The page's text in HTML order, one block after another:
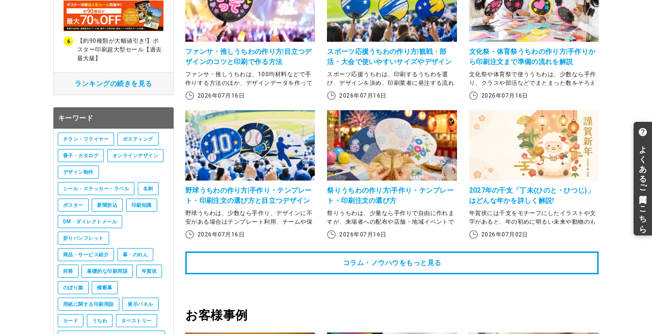
6
【約90種類が大幅値引き!】ポ
スター印刷超大型セール【過去
最大級】
ランキングの続きを見る
キーワード
チラシ・フライヤー ポスティング
冊子・カタログ オンラインデザイン
デザイン制作
シール・ステッカー・ラベル 名刺
ポスター 新聞折込 印刷知識
DM・ダイレクトメール
折りパンフレット
商品・サービス紹介 幕・のれん
封筒 基礎的な印刷用語 年賀状
のぼり旗 横断幕
用紙に関する印刷用語 展示パネル
カード うちわ タペストリー
ファンサ・推しうちわの作り方|目立つデ
ザインのコツと印刷で作る方法
ファンサ・推しうちわは、100均材料などで手
作りする方法のほか、デザインデータを作って
印刷サービスで仕上げる方法もあります。1枚
だけ作るなら手作り、複数枚をきれいにそろえ
たい場合や両面デザインにしたい場合は、印刷
での作成も検討しやすい方法です。 この記事で
は、ファンサ・推しうちわの基本的な作り方、
目立つ文字や配色のコツ、サイズ選び、作成前
に確認したい注意点を整理します。手作りと印
刷サービスの違いを比べながら、ライブやイベ
ントに向けて自分に合う作り方を選びましょ
う。
2026年07月16日
スポーツ応援うちわの作り方|観戦・部
活・大会で使いやすいサイズやデザイン
の選び方
スポーツ応援うちわは、印刷するうちわを選
び、デザインを決め、印刷業者に発注する流れ
で作成できます。野球やサッカー、バスケット
ボールなどの観戦、部活・サークルの試合応
援、体育祭や大会の応援グッズとして使う場合
は、サイズ・デザイン・必要部数・納期を先に
整理しておくことが大切です。
この記事では、スポーツ応援に向いているうち
わの選び方、チームカラーや応援メッセージを
使ったデザインの考え方、発注時に確認したい
納期や金額のポイントを紹介します。複数枚を
同じデザインでそろえたい場合や、テンプレー
トを使って作成したい場合は、印刷サービスを
利用する方法もあわせて確認しておきましょ
う。
2026年07月16日
文化祭・体育祭うちわの作り方|手作りか
ら印刷注文まで準備の流れを解説
文化祭や体育祭で使ううちわは、少数なら手作
り、クラスや部活などでまとまった数をそろえ
るなら印刷注文も選択肢になります。作る枚数
や準備期間、仕上がりの統一感を比べて選ぶ
と、準備方法を決めやすくなります。
この記事では、文化祭・体育祭うちわの基本的
な作り方、デザインの考え方、手作りと印刷注
文の使い分け、サイズや納期の確認ポイントを
解説します。デザインに迷う場合はテンプレー
トの活用も視野に入れながら、開催日に間に合
う準備方法を確認していきましょう。
2026年07月16日
野球うちわの作り方|手作り・テンプレー
ト・印刷注文の選び方と目立つデザイン
のコツ
野球うちわは、少数なら手作り、デザインに不
安がある場合はテンプレート利用、チームや保
護者会で複数枚をそろえる場合は印刷注文が向
いています。
成方法の選び方を解説します。試合日までの準
2026年07月16日
祭りうちわの作り方|手作り・テンプレー
ト・印刷注文の選び方
祭りうちわは、少量なら手作りで自由に作れま
すが、来場者への配布や店舗・地域イベントで
まとまった枚数を用意する場合は、印刷注文も
検討すると準備しやすくなります。
デザインの考え方、手作りと印刷注文の使い分
け、サイズや納期を確認するときのポイントを
2026年07月16日
2027年の干支「丁未(ひのと・ひつじ)」
はどんな年かを詳しく解説!
年賀状には干支をモチーフにしたイラストや文
字があると、年の初めに明るい未来や動物のも
つ縁起のよさを感じられます。2027年は、未年
です。この記事では、年賀状を作る前に知って
2026年07月02日
コラム・ノウハウをもっと見る
お客様事例